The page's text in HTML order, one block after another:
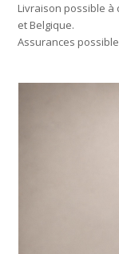
Livraison possible à
et Belgique.
Assurances